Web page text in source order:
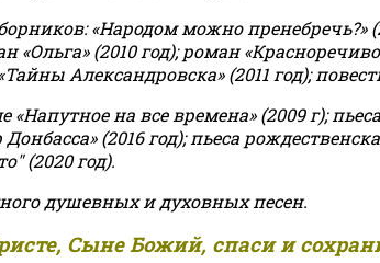
«Народом можно пренебречь?»
«Ольга» (2010 год); роман
Александровска» (2011 год);
«Напутное на все времена» (2009 г);
(2016 год); пьеса
(2020 год).
душевных и духовных песен.
Сыне Божий, спаси и